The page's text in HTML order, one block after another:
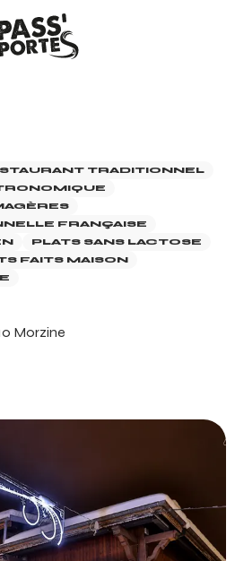
TRADITIONNEL
FRANÇAISE
PLATS SANS LACTOSE
FAITS MAISON
Morzine